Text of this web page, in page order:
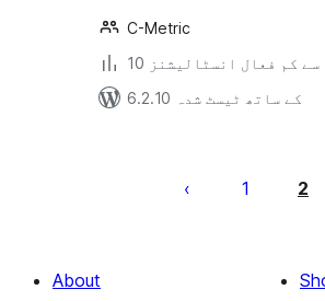
C-Metric
10 سے کم فعال انسٹالیشنز
6.2.10 کے ساتھ ٹیسٹ شدہ
pagination
1 2
About